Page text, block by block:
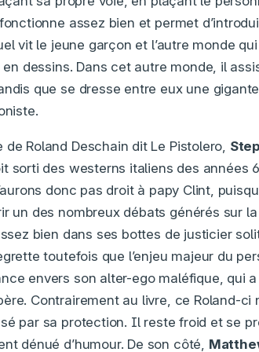
assez bien et permet
vit le jeune garçon et l’autre monde
en dessins. Dans cet autre monde, il
que se dresse entre eux une
Roland Deschain dit Le Pistolero,
sorti des westerns italiens des années
donc pas droit à papy Clint,
un des nombreux débats générés sur
bien dans ses bottes de justicier
toutefois que l’enjeu majeur du
envers son alter-ego maléfique, qui
Contrairement au livre, ce Roland-ci
par sa protection. Il reste froid et se
dénué d’humour. De son côté,